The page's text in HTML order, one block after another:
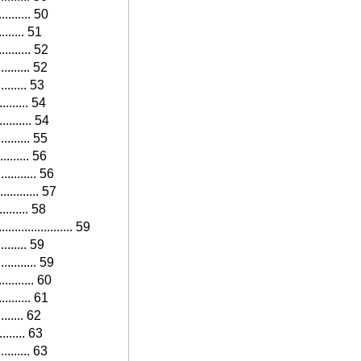
50
51
52
52
53
54
54
55
56
56
57
58
59
59
59
60
61
62
63
63